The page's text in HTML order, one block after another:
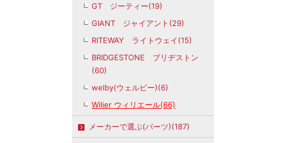
GT ジーティー(19)
GIANT ジャイアント(29)
RITEWAY ライトウェイ(15)
BRIDGESTONE ブリヂストン
(60)
welby(ウェルビー)(6)
Wilier ウィリエール(66)
メーカーで選ぶ(パーツ)(187)